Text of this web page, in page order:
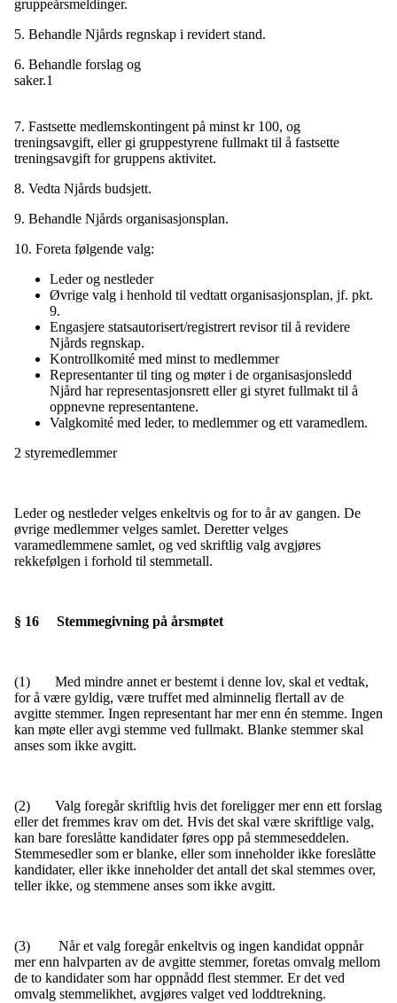
gruppeårsmeldinger.
5. Behandle Njårds regnskap i revidert stand.
6. Behandle forslag og
saker.1
7. Fastsette medlemskontingent på minst kr 100, og
treningsavgift, eller gi gruppestyrene fullmakt til å fastsette
treningsavgift for gruppens aktivitet.
8. Vedta Njårds budsjett.
9. Behandle Njårds organisasjonsplan.
10. Foreta følgende valg:
Leder og nestleder
Øvrige valg i henhold til vedtatt organisasjonsplan, jf. pkt.
9.
Engasjere statsautorisert/registrert revisor til å revidere
Njårds regnskap.
Kontrollkomité med minst to medlemmer
Representanter til ting og møter i de organisasjonsledd
Njård har representasjonsrett eller gi styret fullmakt til å
oppnevne representantene.
Valgkomité med leder, to medlemmer og ett varamedlem.
2 styremedlemmer
Leder og nestleder velges enkeltvis og for to år av gangen. De
øvrige medlemmer velges samlet. Deretter velges
varamedlemmene samlet, og ved skriftlig valg avgjøres
rekkefølgen i forhold til stemmetall.
§ 16 Stemmegivning på årsmøtet
(1) Med mindre annet er bestemt i denne lov, skal et vedtak,
for å være gyldig, være truffet med alminnelig flertall av de
avgitte stemmer. Ingen representant har mer enn én stemme. Ingen
kan møte eller avgi stemme ved fullmakt. Blanke stemmer skal
anses som ikke avgitt.
(2) Valg foregår skriftlig hvis det foreligger mer enn ett forslag
eller det fremmes krav om det. Hvis det skal være skriftlige valg,
kan bare foreslåtte kandidater føres opp på stemmeseddelen.
Stemmesedler som er blanke, eller som inneholder ikke foreslåtte
kandidater, eller ikke inneholder det antall det skal stemmes over,
teller ikke, og stemmene anses som ikke avgitt.
(3) Når et valg foregår enkeltvis og ingen kandidat oppnår
mer enn halvparten av de avgitte stemmer, foretas omvalg mellom
de to kandidater som har oppnådd flest stemmer. Er det ved
omvalg stemmelikhet, avgjøres valget ved loddtrekning.